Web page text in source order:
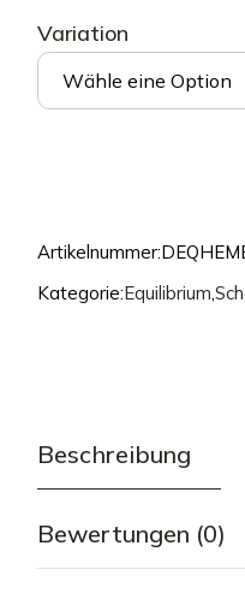
Variation
Wähle eine Option
Artikelnummer:
Kategorie:Equilibrium,
Beschreibung
Bewertungen (0)